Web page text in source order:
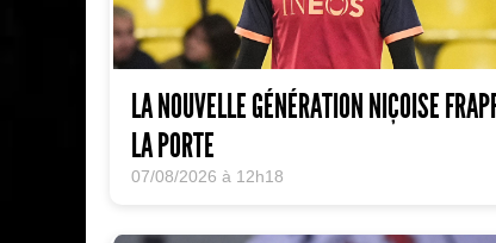
LA NOUVELLE GÉNÉRATION NIÇOISE
LA PORTE
07/08/2026 à 12h18